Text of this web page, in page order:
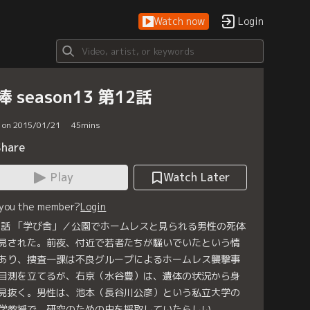
Watch now Login
season13 第12話
2015/01/21 45mins
Play
Watch Later
the member?Login
「学び舎」／公園でホームレスと見られる男性の死体
された。前夜、付近で若者たちが騒いでいたという情
り、捜査一課は不良グループによるホームレス襲撃事
測を立てるが、右京（水谷豊）は、遺体の状況から身
抜く。男性は、池本（長谷川公彦）という私立大学の